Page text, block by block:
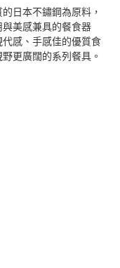
日本不鏽鋼為原料，
美感兼具的餐食器
感、手感佳的優質食
更廣闊的系列餐具。